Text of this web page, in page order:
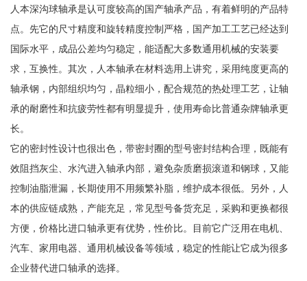
人本深沟球轴承是认可度较高的国产轴承产品，有着鲜明的产品特
点。先它的尺寸精度和旋转精度控制严格，国产加工工艺已经达到
国际水平，成品公差均匀稳定，能适配大多数通用机械的安装要
求，互换性。其次，人本轴承在材料选用上讲究，采用纯度更高的
轴承钢，内部组织均匀，晶粒细小，配合规范的热处理工艺，让轴
承的耐磨性和抗疲劳性都有明显提升，使用寿命比普通杂牌轴承更
长。
它的密封性设计也很出色，带密封圈的型号密封结构合理，既能有
效阻挡灰尘、水汽进入轴承内部，避免杂质磨损滚道和钢球，又能
控制油脂泄漏，长期使用不用频繁补脂，维护成本很低。另外，人
本的供应链成熟，产能充足，常见型号备货充足，采购和更换都很
方便，价格比进口轴承更有优势，性价比。目前它广泛用在电机、
汽车、家用电器、通用机械设备等领域，稳定的性能让它成为很多
企业替代进口轴承的选择。